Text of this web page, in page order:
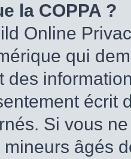
la COPPA ?
Online
qui
des
écrit
Si vous
âgés